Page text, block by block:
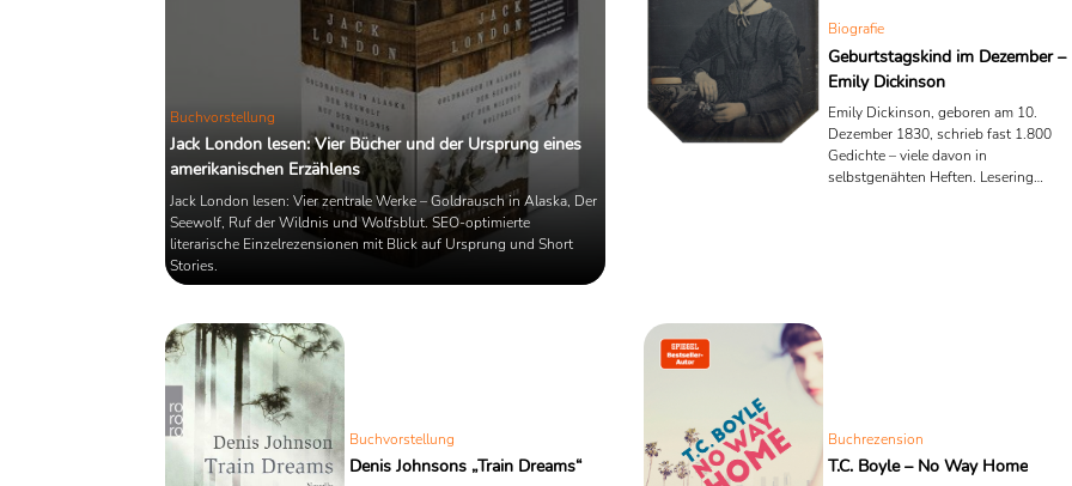
Buchvorstellung
Jack London lesen: Vier Bücher und der Ursprung eines
amerikanischen Erzählens
Jack London lesen: Vier zentrale Werke – Goldrausch in Alaska, Der
Seewolf, Ruf der Wildnis und Wolfsblut. SEO-optimierte
literarische Einzelrezensionen mit Blick auf Ursprung und Short
Stories.
Biografie
Geburtstagskind im Dezember –
Emily Dickinson
Emily Dickinson, geboren am 10.
Dezember 1830, schrieb fast 1.800
Gedichte – viele davon in
selbstgenähten Heften. Lesering
Buchvorstellung
Denis Johnsons „Train Dreams“
Buchrezension
T.C. Boyle – No Way Home